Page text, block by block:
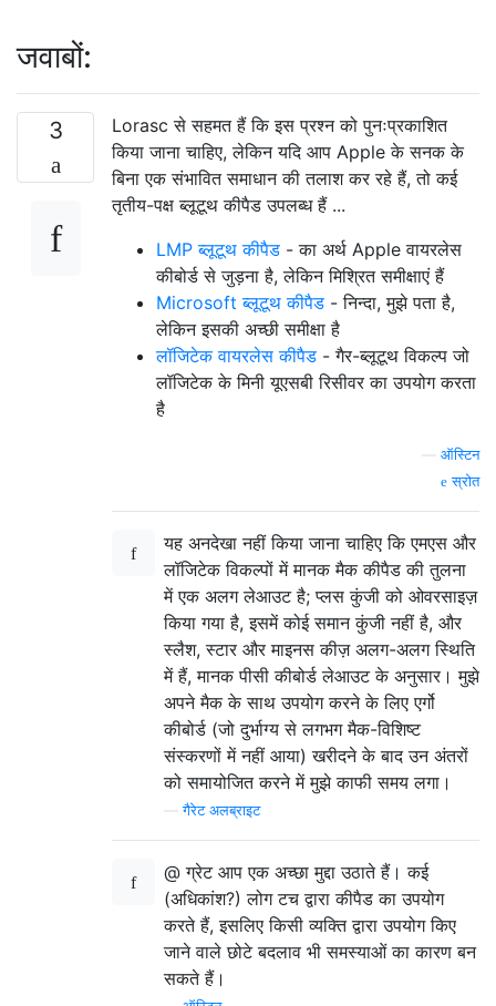
जवाबों:
3
Lorasc से सहमत हैं कि इस प्रश्न को पुनःप्रकाशित
किया जाना चाहिए, लेकिन यदि आप Apple के सनक के
बिना एक संभावित समाधान की तलाश कर रहे हैं, तो कई
तृतीय-पक्ष ब्लूटूथ कीपैड उपलब्ध हैं ...
LMP ब्लूटूथ कीपैड - का अर्थ Apple वायरलेस
कीबोर्ड से जुड़ना है, लेकिन मिश्रित समीक्षाएं हैं
Microsoft ब्लूटूथ कीपैड - निन्दा, मुझे पता है,
लेकिन इसकी अच्छी समीक्षा है
लॉजिटेक वायरलेस कीपैड - गैर-ब्लूटूथ विकल्प जो
लॉजिटेक के मिनी यूएसबी रिसीवर का उपयोग करता
है
ऑस्टिन
स्रोत
यह अनदेखा नहीं किया जाना चाहिए कि एमएस और
लॉजिटेक विकल्पों में मानक मैक कीपैड की तुलना
में एक अलग लेआउट है; प्लस कुंजी को ओवरसाइज़
किया गया है, इसमें कोई समान कुंजी नहीं है, और
स्लैश, स्टार और माइनस कीज़ अलग-अलग स्थिति
में हैं, मानक पीसी कीबोर्ड लेआउट के अनुसार। मुझे
अपने मैक के साथ उपयोग करने के लिए एर्गो
कीबोर्ड (जो दुर्भाग्य से लगभग मैक-विशिष्ट
संस्करणों में नहीं आया) खरीदने के बाद उन अंतरों
को समायोजित करने में मुझे काफी समय लगा।
—गैरेट अलब्राइट
@ ग्रेट आप एक अच्छा मुद्दा उठाते हैं। कई
(अधिकांश?) लोग टच द्वारा कीपैड का उपयोग
करते हैं, इसलिए किसी व्यक्ति द्वारा उपयोग किए
जाने वाले छोटे बदलाव भी समस्याओं का कारण बन
सकते हैं।